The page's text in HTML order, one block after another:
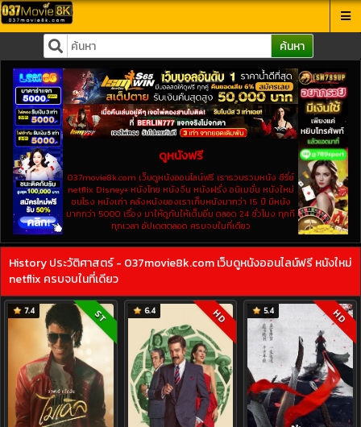
ค้นหา
ดูหนังฟรี
037movie8k.com เว็บดูหนังออนไลน์ฟรี เรารวบรวมหนัง ซีรี่ย์
netflix Disney+ หนังไทย หนังจีน หนังฝรั่ง อนิเมชั่น หนังใหม่
ชนโรง หนังเก่า คลังหนังของเราเก็บหนังมากว่า 15 ปี มีหนัง
มากกว่า 5000 เรื่อง มาให้ดูกันให้เต็มอิ่ม ตลอด 24 ชั่วโมง ทุกที
ทุกเวลา อัปเดตตลอด ครบจบในที่เดียว
History ประวัติศาสตร์ - 037movie8k.com เว็บดูหนังออนไลน์ฟรี หนังใหม่
netflix ครบจบในที่เดียว
7.4 ST 6.4 HD 5.4 HD